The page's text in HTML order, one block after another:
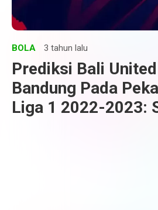
BOLA 3 tahun lalu
Prediksi Bali
Bandung Pada
Liga 1 2022-2023: